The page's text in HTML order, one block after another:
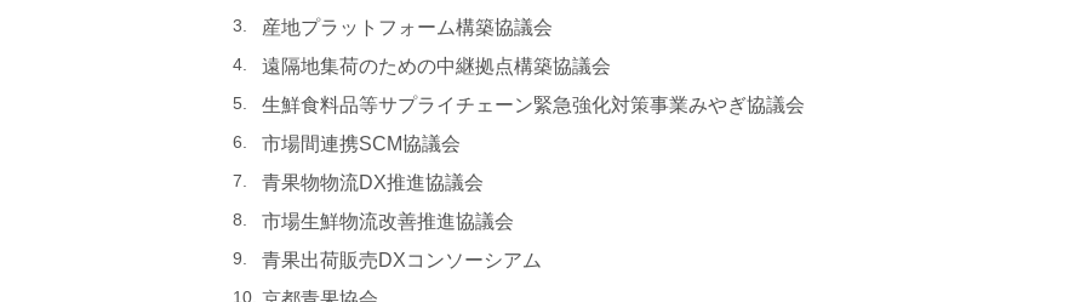
産地プラットフォーム構築協議会
遠隔地集荷のための中継拠点構築協議会
生鮮食料品等サプライチェーン緊急強化対策事業みやぎ協議会
市場間連携SCM協議会
青果物物流DX推進協議会
市場生鮮物流改善推進協議会
青果出荷販売DXコンソーシアム